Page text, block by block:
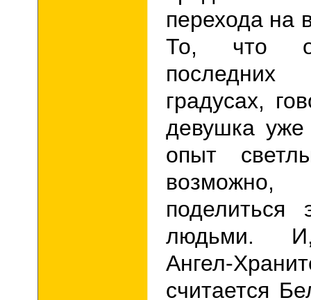
перехода на
То, что
градусах,
девушка
опыт
людьми. И,
Ангел-
считается